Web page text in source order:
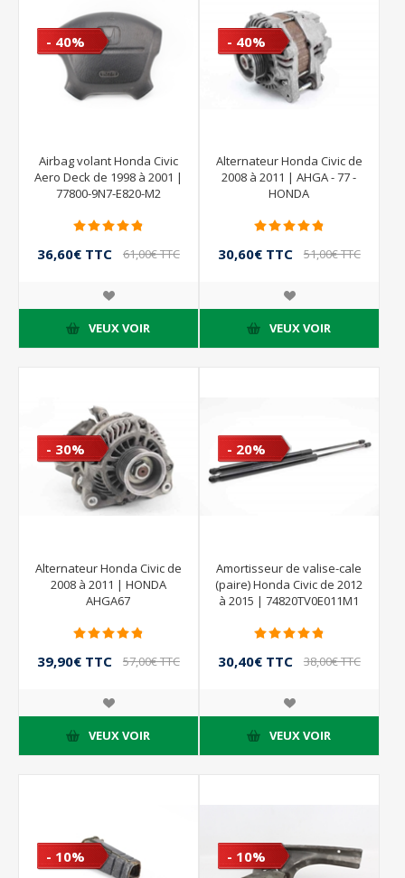
- 40%
Airbag volant Honda Civic
Aero Deck de 1998 à 2001 |
77800-9N7-E820-M2
36,60€ TTC 61,00€ TTC
VEUX VOIR
- 40%
Alternateur Honda Civic de
2008 à 2011 | AHGA - 77 -
HONDA
30,60€ TTC 51,00€ TTC
VEUX VOIR
- 30%
Alternateur Honda Civic de
2008 à 2011 | HONDA
AHGA67
39,90€ TTC 57,00€ TTC
VEUX VOIR
- 20%
Amortisseur de valise-cale
(paire) Honda Civic de 2012
à 2015 | 74820TV0E011M1
30,40€ TTC 38,00€ TTC
VEUX VOIR
- 10% - 10%